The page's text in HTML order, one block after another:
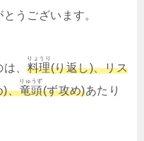
うございます。
は、料理
りょうり
(り返し)、リス
)、竜頭
りゅうず
(ず攻め)あたり